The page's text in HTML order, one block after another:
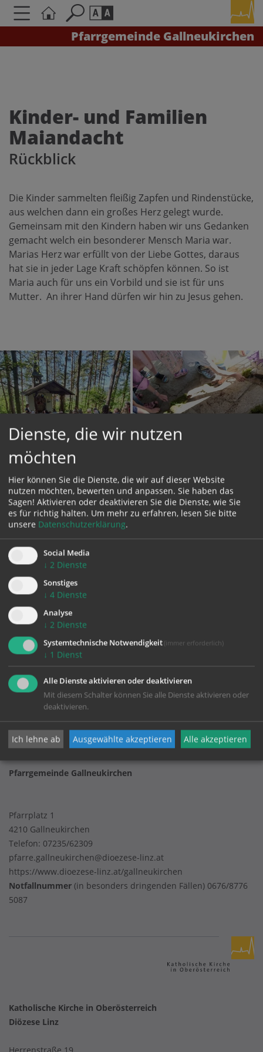
Pfarrgemeinde Gallneukirchen
AA A
Kontrasteinstellungen
Kinder- und Familien
Maiandacht
Rückblick
Die Kinder sammelten fleißig Zapfen und Rindenstücke,
aus welchen dann ein großes Herz gelegt wurde.
Gemeinsam mit den Kindern haben wir uns Gedanken
gemacht welch ein besonderer Mensch Maria war.
Marias Herz war erfüllt von der Liebe Gottes, daraus
hat sie in jeder Lage Kraft schöpfen können. So ist
Maria auch für uns ein Vorbild und sie ist für uns
Mutter. An ihrer Hand dürfen wir hin zu Jesus gehen.
Pfarrgemeinde Gallneukirchen
Pfarrplatz 1
4210 Gallneukirchen
Telefon: 07235/62309
pfarre.gallneukirchen@dioezese-linz.at
https://www.dioezese-linz.at/gallneukirchen
Notfallnummer (in besonders dringenden Fällen) 0676/8776
5087
Katholische Kirche in Oberösterreich
Diözese Linz
Dienste, die wir nutzen
möchten
Hier können Sie die Dienste, die wir auf dieser Website
nutzen möchten, bewerten und anpassen. Sie haben das
Sagen! Aktivieren oder deaktivieren Sie die Dienste, wie Sie
es für richtig halten. Um mehr zu erfahren, lesen Sie bitte
unsere Datenschutzerklärung.
Social Media
↓ 2 Dienste
Sonstiges
↓ 4 Dienste
Analyse
↓ 2 Dienste
Systemtechnische Notwendigkeit (immer erforderlich)
↓ 1 Dienst
Alle Dienste aktivieren oder deaktivieren
Mit diesem Schalter können Sie alle Dienste aktivieren oder
deaktivieren.
Ich lehne ab Ausgewählte akzeptieren Alle akzeptieren